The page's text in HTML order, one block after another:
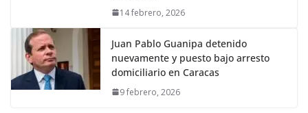
14 febrero, 2026
Juan Pablo Guanipa detenido
nuevamente y puesto bajo arresto
domiciliario en Caracas
9 febrero, 2026